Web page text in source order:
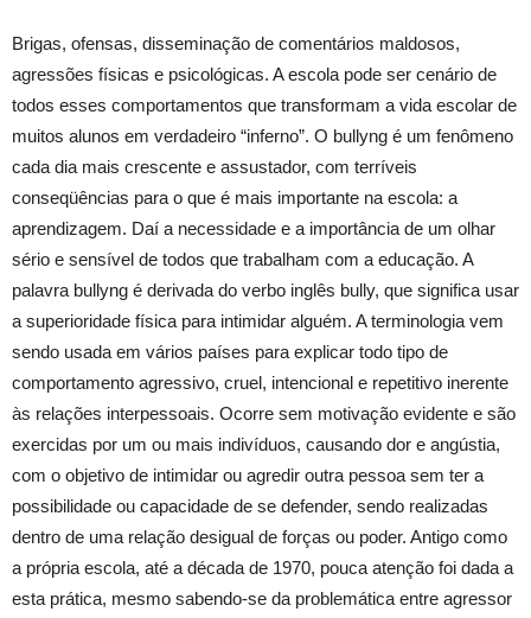
Brigas, ofensas, disseminação de comentários maldosos,
agressões físicas e psicológicas. A escola pode ser cenário de
todos esses comportamentos que transformam a vida escolar de
muitos alunos em verdadeiro “inferno”. O bullyng é um fenômeno
cada dia mais crescente e assustador, com terríveis
conseqüências para o que é mais importante na escola: a
aprendizagem. Daí a necessidade e a importância de um olhar
sério e sensível de todos que trabalham com a educação. A
palavra bullyng é derivada do verbo inglês bully, que significa usar
a superioridade física para intimidar alguém. A terminologia vem
sendo usada em vários países para explicar todo tipo de
comportamento agressivo, cruel, intencional e repetitivo inerente
às relações interpessoais. Ocorre sem motivação evidente e são
exercidas por um ou mais indivíduos, causando dor e angústia,
com o objetivo de intimidar ou agredir outra pessoa sem ter a
possibilidade ou capacidade de se defender, sendo realizadas
dentro de uma relação desigual de forças ou poder. Antigo como
a própria escola, até a década de 1970, pouca atenção foi dada a
esta prática, mesmo sabendo-se da problemática entre agressor